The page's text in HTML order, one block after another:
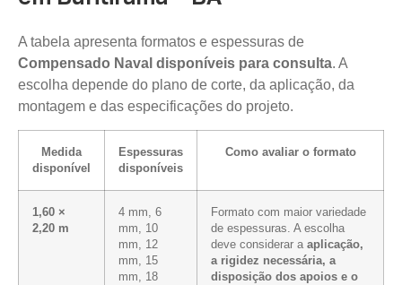
A tabela apresenta formatos e espessuras de
Compensado Naval disponíveis para consulta. A
escolha depende do plano de corte, da aplicação, da
montagem e das especificações do projeto.
Medida
disponível
Espessuras
disponíveis
Como avaliar o formato
1,60 ×
2,20 m
4 mm, 6
mm, 10
mm, 12
mm, 15
mm, 18
Formato com maior variedade
de espessuras. A escolha
deve considerar a aplicação,
a rigidez necessária, a
disposição dos apoios e o